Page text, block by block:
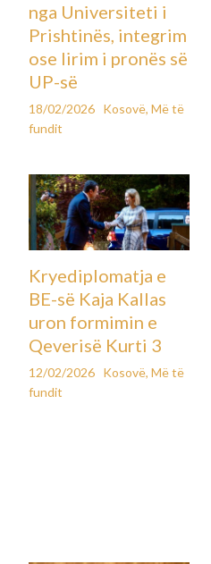
nga Universiteti i
Prishtinës, integrim
ose lirim i pronës së
UP-së
18/02/2026 Kosovë,Më të
fundit
Kryediplomatja e
BE-së Kaja Kallas
uron formimin e
Qeverisë Kurti 3
12/02/2026 Kosovë,Më të
fundit